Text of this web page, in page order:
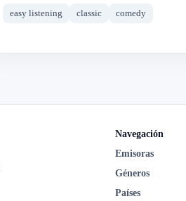
easy listening classic comedy
Navegación
Emisoras
Géneros
Países